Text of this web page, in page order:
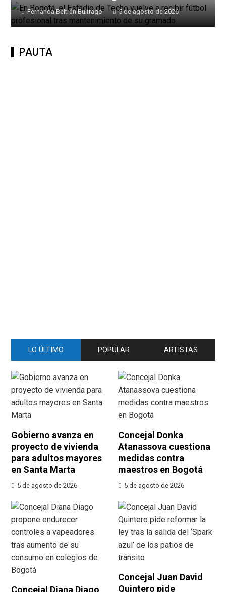
Fernanda Beltrán Buitrago 5 de agosto de 2026
PAUTA
LO ÚLTIMO POPULAR ARTISTAS
Gobierno avanza en
proyecto de vivienda
para adultos mayores
en Santa Marta
5 de agosto de 2026
Concejal Donka
Atanassova cuestiona
medidas contra
maestros en Bogotá
5 de agosto de 2026
Concejal Diana Diago
Concejal Juan David
Quintero pide